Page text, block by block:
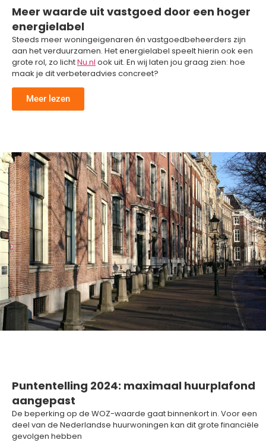
Meer waarde uit vastgoed door een hoger
energielabel
Steeds meer woningeigenaren én vastgoedbeheerders zijn
aan het verduurzamen. Het energielabel speelt hierin ook een
grote rol, zo lichtNu.nl ook uit. En wij laten jou graag zien: hoe
maak je dit verbeteradvies concreet?
Meer lezen
Puntentelling 2024: maximaal huurplafond
aangepast
De beperking op de WOZ-waarde gaat binnenkort in. Voor een
deel van de Nederlandse huurwoningen kan dit grote financiële
gevolgen hebben